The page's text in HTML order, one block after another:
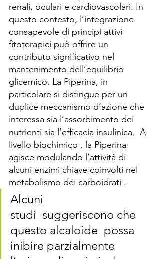
renali, oculari e cardiovascolari. In
questo contesto, l’integrazione
consapevole di principi attivi
fitoterapici può offrire un
contributo significativo nel
mantenimento dell’equilibrio
glicemico. La Piperina, in
particolare si distingue per un
duplice meccanismo d’azione che
interessa sia l’assorbimento dei
nutrienti sia l’efficacia insulinica.  A
livello biochimico , la Piperina
agisce modulando l’attività di
alcuni enzimi chiave coinvolti nel
metabolismo dei carboidrati .
Alcuni
studi  suggeriscono che
questo alcaloide  possa
inibire parzialmente